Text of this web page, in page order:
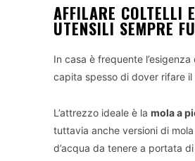
AFFILARE COLTELLI
UTENSILI SEMPRE
In casa è frequente l’esigenza
capita spesso di dover rifare
L’attrezzo ideale è la mola a
tuttavia anche versioni di
d’acqua da tenere a portata